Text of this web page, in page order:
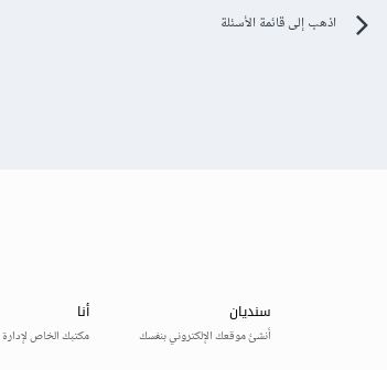
اذهب إلى قائمة الأسئلة